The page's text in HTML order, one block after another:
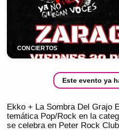
CONCIERTOS
Este evento ya
Ekko + La Sombra Del Grajo
temática Pop/Rock en la
se celebra en Peter Rock